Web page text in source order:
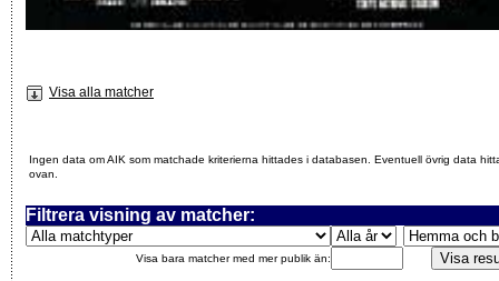
Visa alla matcher
Ingen data om AIK som matchade kriterierna hittades i databasen. Eventuell övrig data
ovan.
Filtrera visning av matcher:
Visa bara matcher med mer publik än: